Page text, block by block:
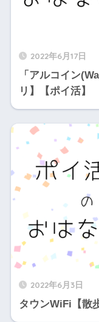
2022年6月17日
「アルコイン
リ】【ポイ活】
2022年6月3日
タウンWiFi【散